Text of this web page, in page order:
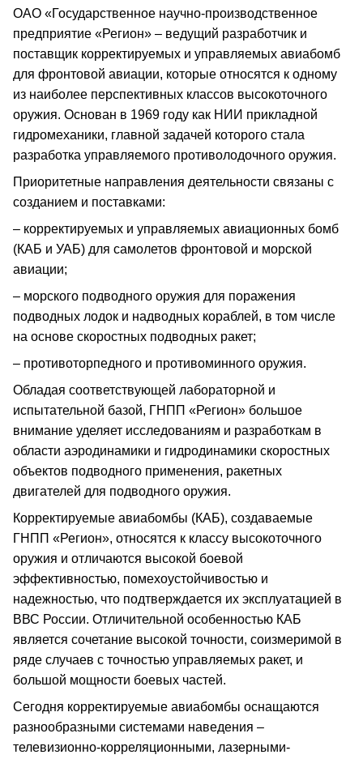
ОАО «Государственное научно-производственное
предприятие «Регион» – ведущий разработчик и
поставщик корректируемых и управляемых авиабомб
для фронтовой авиации, которые относятся к одному
из наиболее перспективных классов высокоточного
оружия. Основан в 1969 году как НИИ прикладной
гидромеханики, главной задачей которого стала
разработка управляемого противолодочного оружия.
Приоритетные направления деятельности связаны с
созданием и поставками:
– корректируемых и управляемых авиационных бомб
(КАБ и УАБ) для самолетов фронтовой и морской
авиации;
– морского подводного оружия для поражения
подводных лодок и надводных кораблей, в том числе
на основе скоростных подводных ракет;
– противоторпедного и противоминного оружия.
Обладая соответствующей лабораторной и
испытательной базой, ГНПП «Регион» большое
внимание уделяет исследованиям и разработкам в
области аэродинамики и гидродинамики скоростных
объектов подводного применения, ракетных
двигателей для подводного оружия.
Корректируемые авиабомбы (КАБ), создаваемые
ГНПП «Регион», относятся к классу высокоточного
оружия и отличаются высокой боевой
эффективностью, помехоустойчивостью и
надежностью, что подтверждается их эксплуатацией в
ВВС России. Отличительной особенностью КАБ
является сочетание высокой точности, соизмеримой в
ряде случаев с точностью управляемых ракет, и
большой мощности боевых частей.
Сегодня корректируемые авиабомбы оснащаются
разнообразными системами наведения –
телевизионно-корреляционными, лазерными-